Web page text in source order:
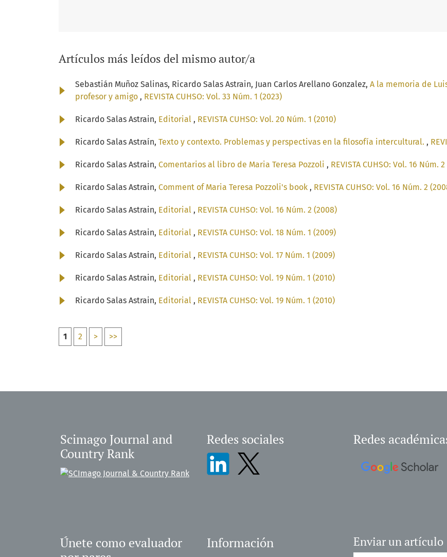
Artículos más leídos del mismo autor/a
Sebastián Muñoz Salinas, Ricardo Salas Astrain, Juan Carlos Arellano Gonzalez, A la memoria de
profesor y amigo , REVISTA CUHSO: Vol. 33 Núm. 1 (2023)
Ricardo Salas Astrain, Editorial , REVISTA CUHSO: Vol. 20 Núm. 1 (2010)
Ricardo Salas Astraín, Texto y contexto. Problemas y perspectivas en la filosofía intercultural. ,
Ricardo Salas Astrain, Comentarios al libro de Maria Teresa Pozzoli , REVISTA CUHSO: Vol. 16 Núm.
Ricardo Salas Astrain, Comment of Maria Teresa Pozzoli's book , REVISTA CUHSO: Vol. 16 Núm. 2
Ricardo Salas Astrain, Editorial , REVISTA CUHSO: Vol. 16 Núm. 2 (2008)
Ricardo Salas Astrain, Editorial , REVISTA CUHSO: Vol. 18 Núm. 1 (2009)
Ricardo Salas Astrain, Editorial , REVISTA CUHSO: Vol. 17 Núm. 1 (2009)
Ricardo Salas Astrain, Editorial , REVISTA CUHSO: Vol. 19 Núm. 1 (2010)
Ricardo Salas Astrain, Editorial , REVISTA CUHSO: Vol. 19 Núm. 1 (2010)
1 2 > >>
Scimago Journal and
Country Rank
Redes sociales Redes
Únete como evaluador
Información Enviar un artículo